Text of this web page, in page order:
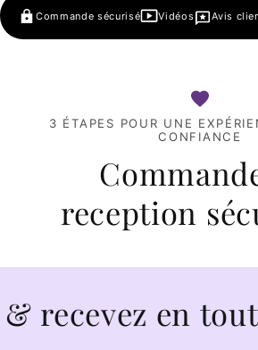
Commande sécurisé Vidéos Avis
3 ÉTAPES POUR UNE
CONFIANCE
reception
en toute